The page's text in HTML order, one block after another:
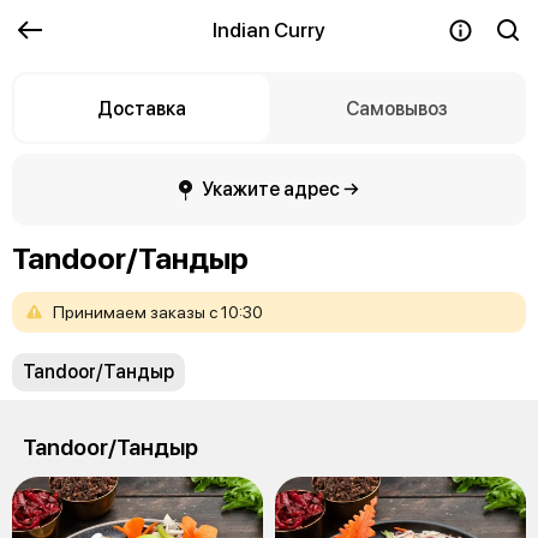
Indian Curry
Доставка Самовывоз
Укажите адрес →
Tandoor/Тандыр
Принимаем заказы с10:30
Tandoor/Тандыр
Tandoor/Тандыр